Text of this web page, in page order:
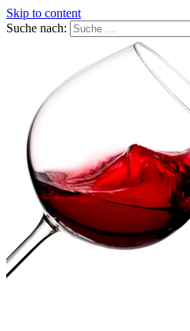
Skip to content
Suche nach: